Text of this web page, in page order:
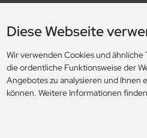
Kontakt
Diese Webseite
Wir verwenden Cookies und
die ordentliche Funktionsweise der
Angebotes zu analysieren und Ihnen
können. Weitere Informationen